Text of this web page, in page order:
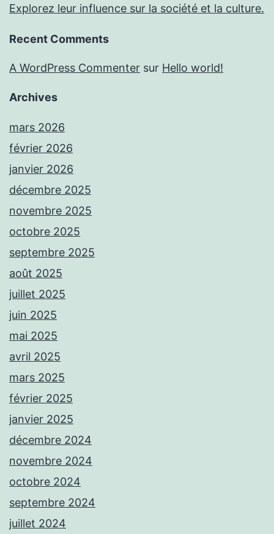
Explorez leur influence sur la société et la culture.
Recent Comments
A WordPress Commenter sur Hello world!
Archives
mars 2026
février 2026
janvier 2026
décembre 2025
novembre 2025
octobre 2025
septembre 2025
août 2025
juillet 2025
juin 2025
mai 2025
avril 2025
mars 2025
février 2025
janvier 2025
décembre 2024
novembre 2024
octobre 2024
septembre 2024
juillet 2024